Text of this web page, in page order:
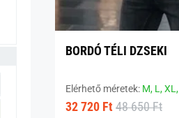
BORDÓ TÉLI DZSEKI
Elérhető méretek: M, L,XL,
32 720 Ft 48 650 Ft